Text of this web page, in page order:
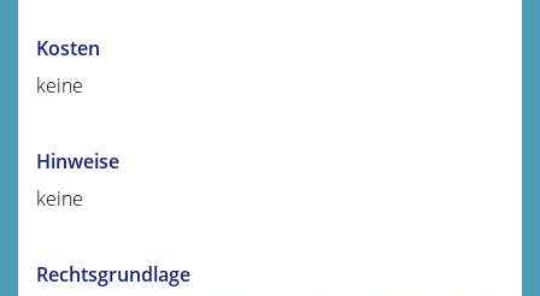
Kosten
keine
Hinweise
keine
Rechtsgrundlage